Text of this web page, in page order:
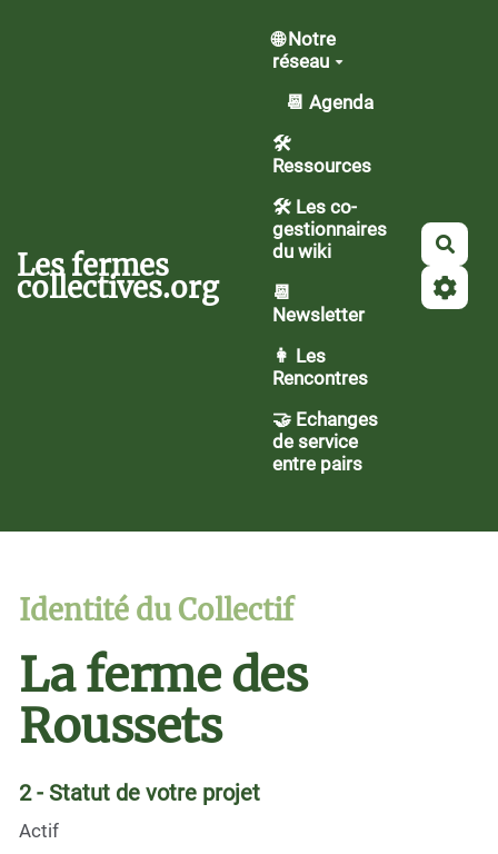
Les fermes
collectives.org
🌐 Notre
réseau
📆 Agenda
🛠️
Ressources
🛠 Les co-
gestionnaires
du wiki
📆
Newsletter
👩 Les
Rencontres
🤝 Echanges
de service
entre pairs
Identité du Collectif
La ferme des
Roussets
2 - Statut de votre projet
Actif